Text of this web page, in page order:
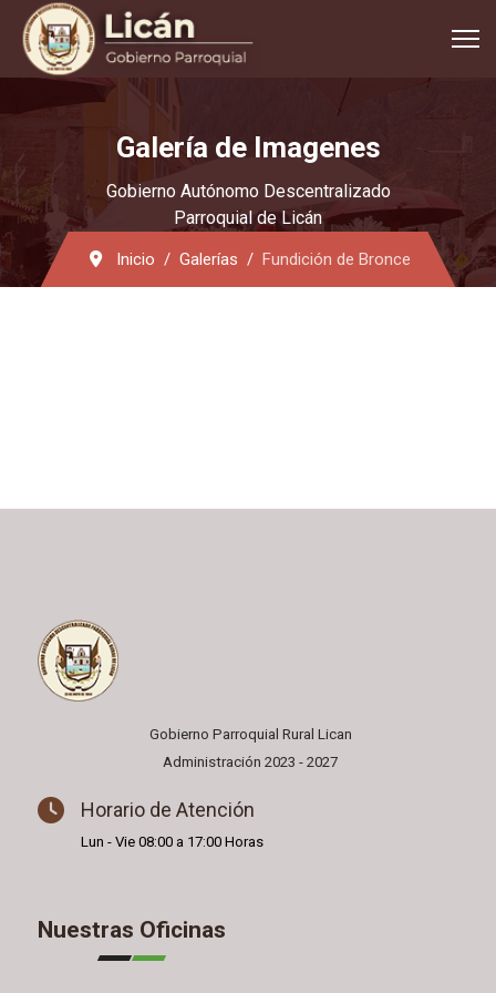
Galería de Imagenes
Gobierno Autónomo Descentralizado
Parroquial de Licán
Inicio Galerías Fundición de Bronce
Gobierno Parroquial Rural Lican
Administración 2023 - 2027
Horario de Atención
Lun - Vie 08:00 a 17:00 Horas
Nuestras Oficinas